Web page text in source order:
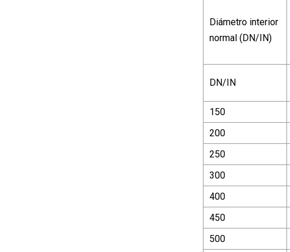
Diámetro interior
normal (DN/IN)
DN/IN
150
200
250
300
400
450
500